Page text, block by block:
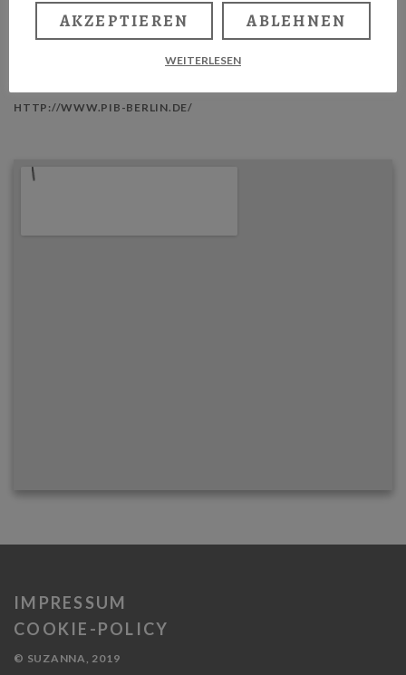
HTTP://WWW.PIB-BERLIN.DE/
IMPRESSUM
COOKIE-POLICY
© SUZANNA, 2019
AKZEPTIEREN ABLEHNEN
WEITERLESEN